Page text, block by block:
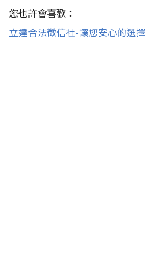
您也許會喜歡：
立達合法徵信社-讓您安心的選擇